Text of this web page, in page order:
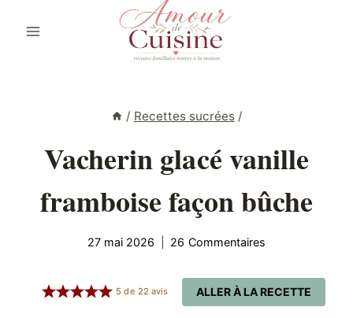
/ Recettes sucrées /
Vacherin glacé vanille
framboise façon bûche
27 mai 2026 26 Commentaires
ALLER À LA RECETTE
5 de 22 avis